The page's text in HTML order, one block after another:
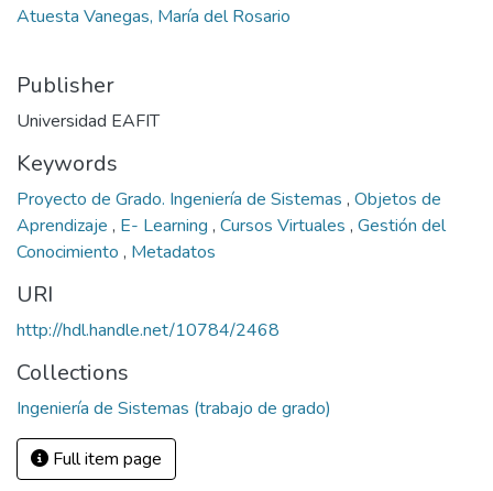
Atuesta Vanegas, María del Rosario
Publisher
Universidad EAFIT
Keywords
Proyecto de Grado. Ingeniería de Sistemas , Objetos de
Aprendizaje , E- Learning , Cursos Virtuales , Gestión del
Conocimiento , Metadatos
URI
http://hdl.handle.net/10784/2468
Collections
Ingeniería de Sistemas (trabajo de grado)
Full item page